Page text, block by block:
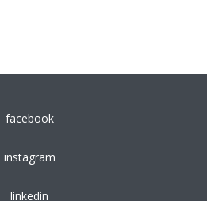
facebook
instagram
linkedin